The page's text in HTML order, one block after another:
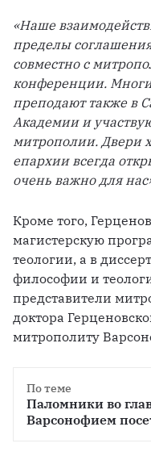
«Наше
пределы
совместно с
конференции.
преподают также в
Академии и
митрополии. Двери
епархии всегда
очень важно для
Кроме того,
магистерскую
теологии, а в
философии и
представители
доктора
митрополиту
По теме
Паломники во
Варсонофием